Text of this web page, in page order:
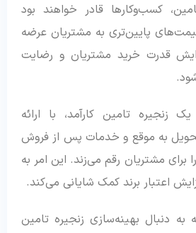
کسب‌وکارها قادر خواهند بود
پایین‌تری به مشتریان عرضه
قدرت خرید مشتریان و رضایت
زنجیره تامین کارآمد، با ارائه
به موقع و خدمات پس از فروش
برای مشتریان رقم می‌زند. این امر به
اعتبار برند کمک شایانی می‌کند.
به دنبال بهینه‌سازی زنجیره تامین